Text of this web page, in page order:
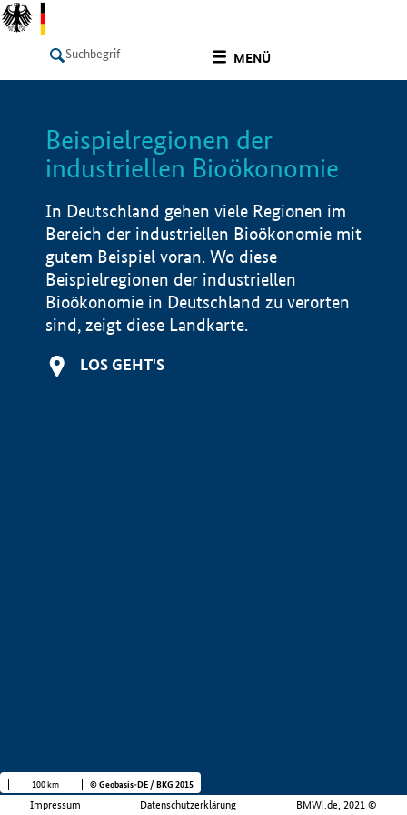
MENÜ
LISTE
Beispielregionen der
industriellen Bioökonomie
In Deutschland gehen viele Regionen im
Bereich der industriellen Bioökonomie mit
gutem Beispiel voran. Wo diese
Beispielregionen der industriellen
Bioökonomie in Deutschland zu verorten
sind, zeigt diese Landkarte.
LOS GEHT'S
Impressum Datenschutzerklärung BMWi.de, 2021 ©
100 km © Geobasis-DE / BKG 2015